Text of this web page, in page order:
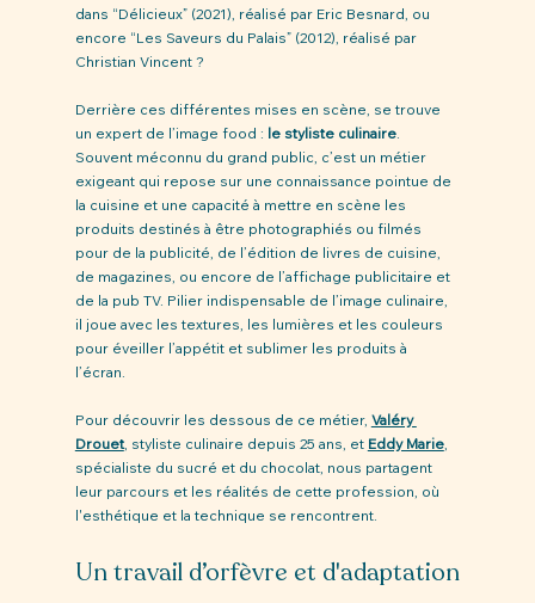
dans “Délicieux” (2021), réalisé par Eric Besnard, ou
encore “Les Saveurs du Palais” (2012), réalisé par
Christian Vincent ?
Derrière ces différentes mises en scène, se trouve
un expert de l’image food : le styliste culinaire.
Souvent méconnu du grand public, c’est un métier
exigeant qui repose sur une connaissance pointue de
la cuisine et une capacité à mettre en scène les
produits destinés à être photographiés ou filmés
pour de la publicité, de l’édition de livres de cuisine,
de magazines, ou encore de l’affichage publicitaire et
de la pub TV. Pilier indispensable de l’image culinaire,
il joue avec les textures, les lumières et les couleurs
pour éveiller l’appétit et sublimer les produits à
l’écran.
Pour découvrir les dessous de ce métier, Valéry
Drouet, styliste culinaire depuis 25 ans, et Eddy Marie,
spécialiste du sucré et du chocolat, nous partagent
leur parcours et les réalités de cette profession, où
l'esthétique et la technique se rencontrent.
Un travail d’orfèvre et d'adaptation